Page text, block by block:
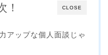
CLOSE
！
アップな個人面談じゃ